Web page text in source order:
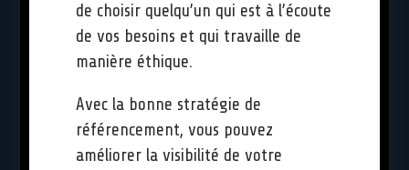
de choisir quelqu’un qui est à l’écoute
de vos besoins et qui travaille de
manière éthique.
Avec la bonne stratégie de
référencement, vous pouvez
améliorer la visibilité de votre